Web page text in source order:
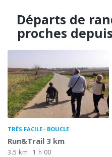
Départs de
proches
TRÈS FACILE BOUCLE
Run&Trail 3 km
3.5 km 1 h 00